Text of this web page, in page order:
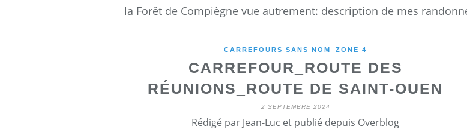
CARREFOURS SANS NOM_ZONE 4
CARREFOUR_ROUTE DES
RÉUNIONS_ROUTE DE SAINT-OUEN
2 SEPTEMBRE 2024
Rédigé par Jean-Luc et publié depuis Overblog